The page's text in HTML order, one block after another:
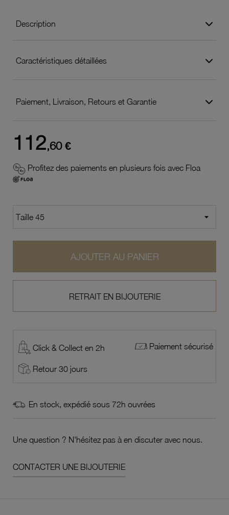
Description
Caractéristiques détaillées
Paiement, Livraison, Retours et Garantie
112,60 €
Profitez des paiements en plusieurs fois avec Floa
AJOUTER AU PANIER
RETRAIT EN BIJOUTERIE
Click & Collect en 2h Paiement sécurisé
Retour 30 jours
En stock, expédié sous 72h ouvrées
Une question ? N'hésitez pas à en discuter avec nous.
CONTACTER UNE BIJOUTERIE